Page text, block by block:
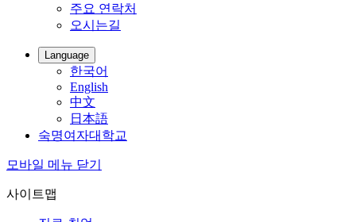
주요 연락처
오시는길
Language
한국어
English
中文
日本語
숙명여자대학교
모바일 메뉴 닫기
사이트맵